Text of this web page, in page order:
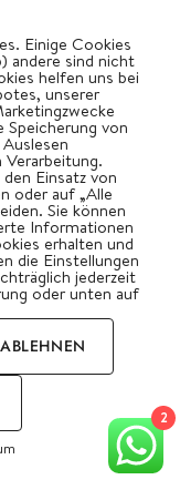
2
Einige Cookies
andere sind nicht
helfen uns bei
unserer
von
Einsatz von
oder auf „Alle
Sie können
Informationen
erhalten und
die Einstellungen
jederzeit
oder unten auf